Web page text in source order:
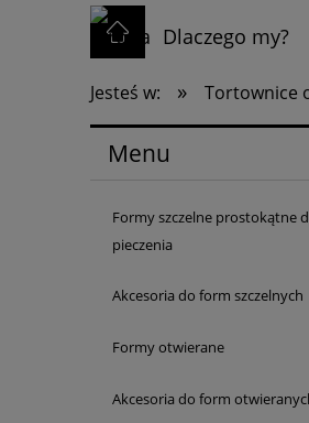
Dlaczego my?
Jesteś w: » Tortownice
Menu
Formy szczelne prostokątne
pieczenia
Akcesoria do form szczelnych
Formy otwierane
Akcesoria do form